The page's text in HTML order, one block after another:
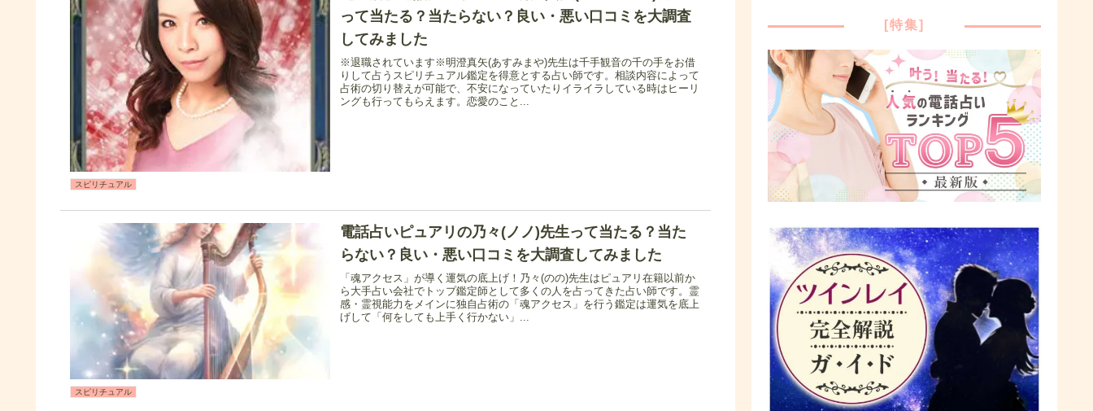
スピリチュアル
って当たる？当たらない？良い・悪い口コミを大調査
してみました
※退職されています※明澄真矢(あすみまや)先生は千手観音の千の手をお借
りして占うスピリチュアル鑑定を得意とする占い師です。相談内容によって
占術の切り替えが可能で、不安になっていたりイライラしている時はヒーリ
ングも行ってもらえます。恋愛のこと...
スピリチュアル
電話占いピュアリの乃々(ノノ)先生って当たる？当た
らない？良い・悪い口コミを大調査してみました
「魂アクセス」が導く運気の底上げ！乃々(のの)先生はピュアリ在籍以前か
ら大手占い会社でトップ鑑定師として多くの人を占ってきた占い師です。霊
感・霊視能力をメインに独自占術の「魂アクセス」を行う鑑定は運気を底上
げして「何をしても上手く行かない」...
[特集]